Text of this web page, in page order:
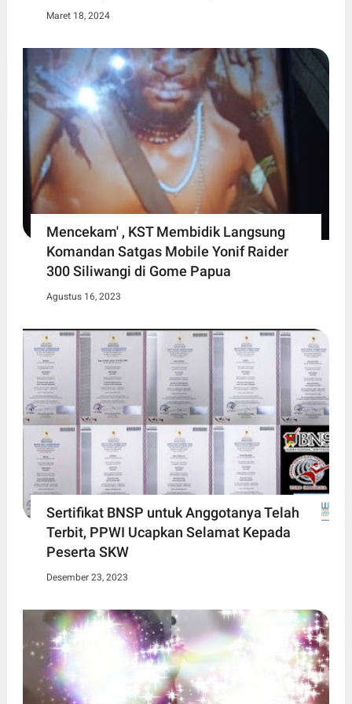
Maret 18, 2024
Mencekam' , KST Membidik Langsung
Komandan Satgas Mobile Yonif Raider
300 Siliwangi di Gome Papua
Agustus 16, 2023
Sertifikat BNSP untuk Anggotanya Telah
Terbit, PPWI Ucapkan Selamat Kepada
Peserta SKW
Desember 23, 2023